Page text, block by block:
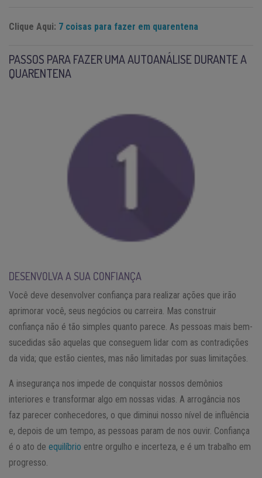
Clique Aqui: 7 coisas para fazer em quarentena
PASSOS PARA FAZER UMA AUTOANÁLISE DURANTE A
QUARENTENA
DESENVOLVA A SUA CONFIANÇA
Você deve desenvolver confiança para realizar ações que irão
aprimorar você, seus negócios ou carreira. Mas construir
confiança não é tão simples quanto parece. As pessoas mais bem-
sucedidas são aquelas que conseguem lidar com as contradições
da vida; que estão cientes, mas não limitadas por suas limitações.
A insegurança nos impede de conquistar nossos demônios
interiores e transformar algo em nossas vidas. A arrogância nos
faz parecer conhecedores, o que diminui nosso nível de influência
e, depois de um tempo, as pessoas param de nos ouvir. Confiança
é o ato de equilíbrio entre orgulho e incerteza, e é um trabalho em
progresso.